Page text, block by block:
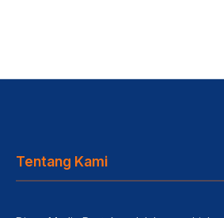
Tentang Kami